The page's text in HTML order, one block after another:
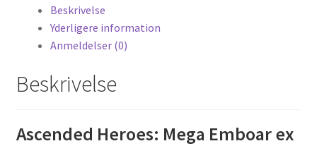
Beskrivelse
Yderligere information
Anmeldelser (0)
Beskrivelse
Ascended Heroes: Mega Emboar ex